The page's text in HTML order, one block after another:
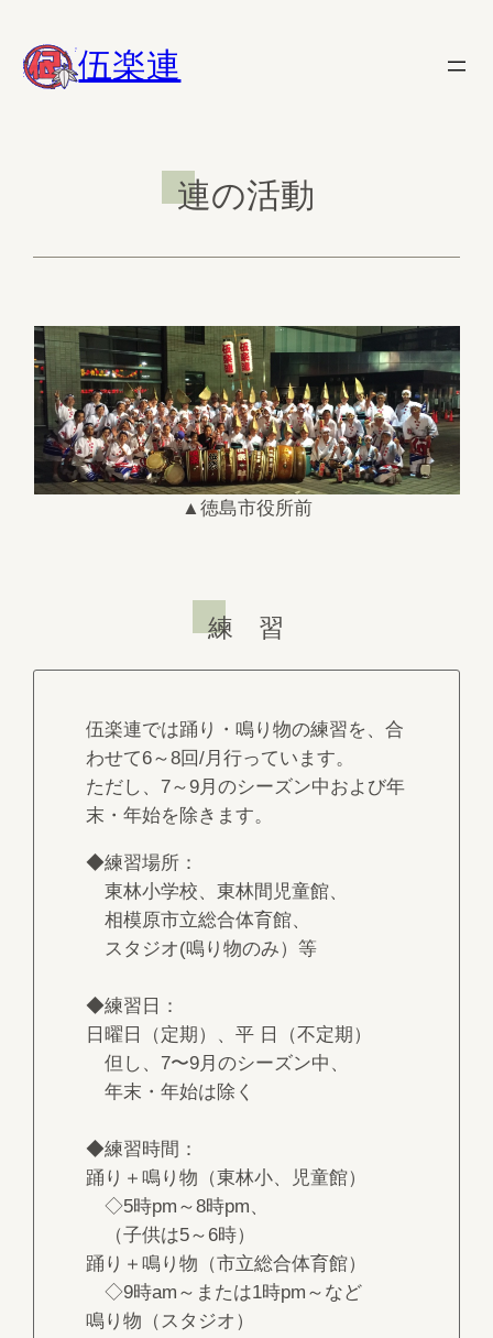
を
伍楽連
連の活動
▲徳島市役所前
練 習
伍楽連では踊り・鳴り物の練習を、合
わせて6～8回/月行っています。
ただし、7～9月のシーズン中および年
末・年始を除きます。
◆練習場所：
東林小学校、東林間児童館、
相模原市立総合体育館、
スタジオ(鳴り物のみ）等
◆練習日：
日曜日（定期）、平 日（不定期）
但し、7〜9月のシーズン中、
年末・年始は除く
◆練習時間：
踊り＋鳴り物（東林小、児童館）
◇5時pm～8時pm、
（子供は5～6時）
踊り＋鳴り物（市立総合体育館）
◇9時am～または1時pm～など
鳴り物（スタジオ）